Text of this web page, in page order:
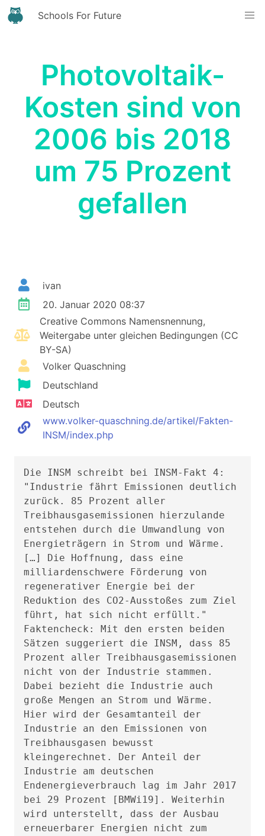
Schools For Future
Photovoltaik-
Kosten sind von
2006 bis 2018
um 75 Prozent
gefallen
ivan
20. Januar 2020 08:37
Creative Commons Namensnennung,
Weitergabe unter gleichen Bedingungen (CC
BY-SA)
Volker Quaschning
Deutschland
Deutsch
www.volker-quaschning.de/artikel/Fakten-
INSM/index.php
Die INSM schreibt bei INSM-Fakt 4:
"Industrie fährt Emissionen deutlich
zurück. 85 Prozent aller
Treibhausgasemissionen hierzulande
entstehen durch die Umwandlung von
Energieträgern in Strom und Wärme.
[…] Die Hoffnung, dass eine
milliardenschwere Förderung von
regenerativer Energie bei der
Reduktion des CO2-Ausstoßes zum Ziel
führt, hat sich nicht erfüllt."
Faktencheck: Mit den ersten beiden
Sätzen suggeriert die INSM, dass 85
Prozent aller Treibhausgasemissionen
nicht von der Industrie stammen.
Dabei bezieht die Industrie auch
große Mengen an Strom und Wärme.
Hier wird der Gesamtanteil der
Industrie an den Emissionen von
Treibhausgasen bewusst
kleingerechnet. Der Anteil der
Industrie am deutschen
Endenergieverbrauch lag im Jahr 2017
bei 29 Prozent [BMWi19]. Weiterhin
wird unterstellt, dass der Ausbau
erneuerbarer Energien nicht zum